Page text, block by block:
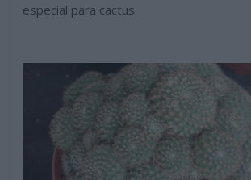
especial para cactus.